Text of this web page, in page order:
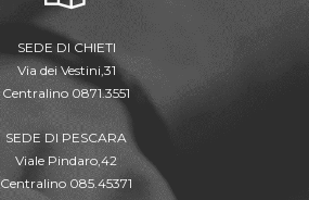
SEDE DI CHIETI
Via dei Vestini,31
Centralino 0871.3551
SEDE DI PESCARA
Viale Pindaro,42
Centralino 085.45371